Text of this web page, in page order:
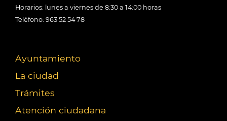
Horarios: lunes a viernes de 8:30 a 14:00 horas
Teléfono: 963 52 54 78
Ayuntamiento
La ciudad
Trámites
Atención ciudadana